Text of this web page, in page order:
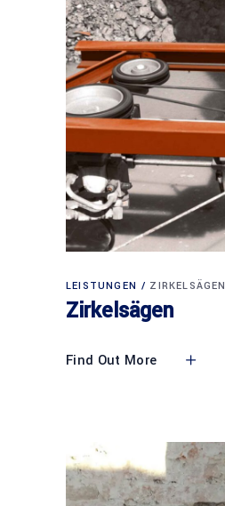
LEISTUNGEN ZIRKELSÄGEN
Zirkelsägen
Find Out More